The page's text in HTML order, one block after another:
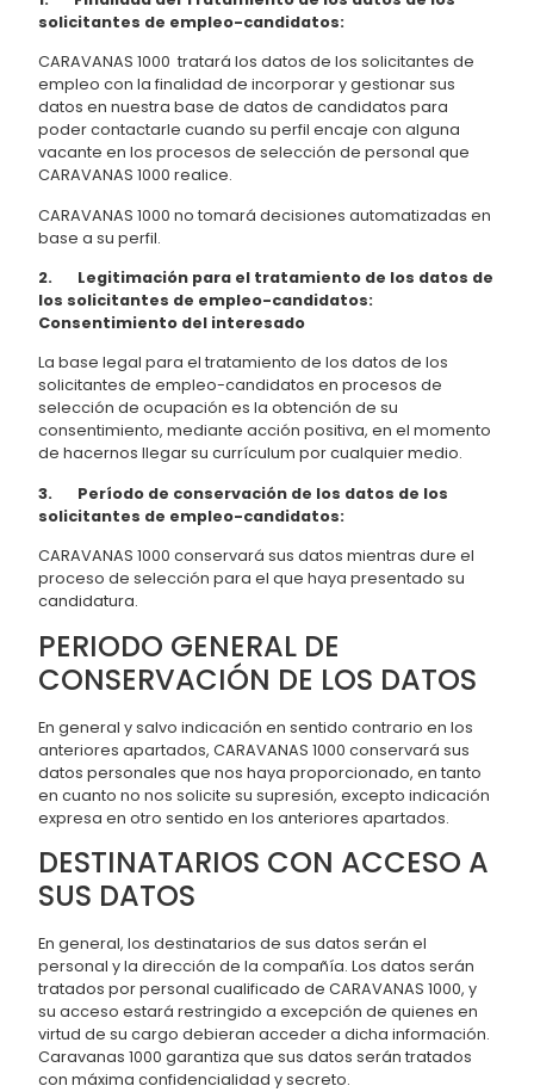
solicitantes de empleo-candidatos:
CARAVANAS 1000 tratará los datos de los solicitantes de
empleo con la finalidad de incorporar y gestionar sus
datos en nuestra base de datos de candidatos para
poder contactarle cuando su perfil encaje con alguna
vacante en los procesos de selección de personal que
CARAVANAS 1000 realice.
CARAVANAS 1000 no tomará decisiones automatizadas en
base a su perfil.
2. Legitimación para el tratamiento de los datos de
los solicitantes de empleo-candidatos:
Consentimiento del interesado
La base legal para el tratamiento de los datos de los
solicitantes de empleo-candidatos en procesos de
selección de ocupación es la obtención de su
consentimiento, mediante acción positiva, en el momento
de hacernos llegar su currículum por cualquier medio.
3. Período de conservación de los datos de los
solicitantes de empleo-candidatos:
CARAVANAS 1000 conservará sus datos mientras dure el
proceso de selección para el que haya presentado su
candidatura.
PERIODO GENERAL DE
CONSERVACIÓN DE LOS DATOS
En general y salvo indicación en sentido contrario en los
anteriores apartados, CARAVANAS 1000 conservará sus
datos personales que nos haya proporcionado, en tanto
en cuanto no nos solicite su supresión, excepto indicación
expresa en otro sentido en los anteriores apartados.
DESTINATARIOS CON ACCESO A
SUS DATOS
En general, los destinatarios de sus datos serán el
personal y la dirección de la compañía. Los datos serán
tratados por personal cualificado de CARAVANAS 1000, y
su acceso estará restringido a excepción de quienes en
virtud de su cargo debieran acceder a dicha información.
Caravanas 1000 garantiza que sus datos serán tratados
con máxima confidencialidad y secreto.